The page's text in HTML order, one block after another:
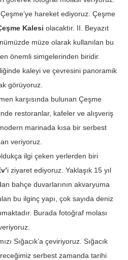
hareket ediyoruz. Çeşme
Kalesi olacaktır. II. Beyazıt
müze olarak kullanılan bu
önemli simgelerinden biridir.
kaleyi ve çevresini panoramik
görüyoruz.
karşısında bulunan Çeşme
restoranlar, kafeler ve alışveriş
marinada kısa bir serbest
veriyoruz.
ilgi çeken yerlerden biri
i ziyaret ediyoruz. Yaklaşık 15 yıl
bahçe duvarlarının akvaryuma
bu ilginç yapı, çok sayıda deniz
Burada fotoğraf molası
Sığacık’a çeviriyoruz. Sığacık
serbest zamanda tarihi